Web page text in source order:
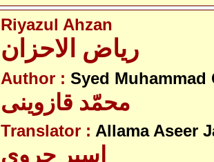
Riyazul Ahzan
Author : Syed Muhammad
محمّد قازوینی
Translator : Allama Aseer
اسیر جروی